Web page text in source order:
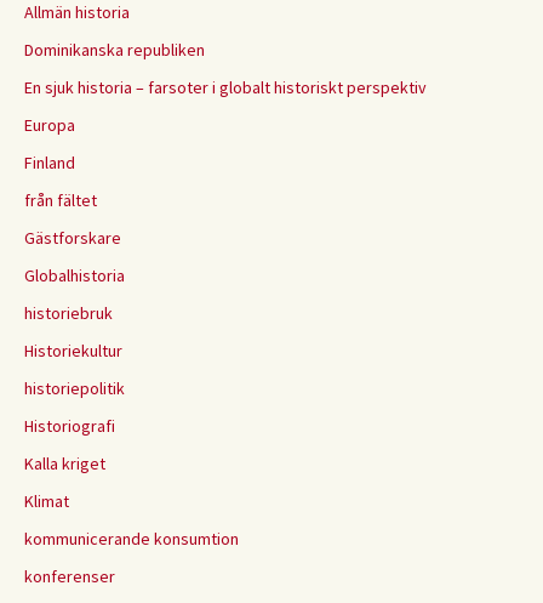
Allmän historia
Dominikanska republiken
En sjuk historia – farsoter i globalt historiskt perspektiv
Europa
Finland
från fältet
Gästforskare
Globalhistoria
historiebruk
Historiekultur
historiepolitik
Historiografi
Kalla kriget
Klimat
kommunicerande konsumtion
konferenser